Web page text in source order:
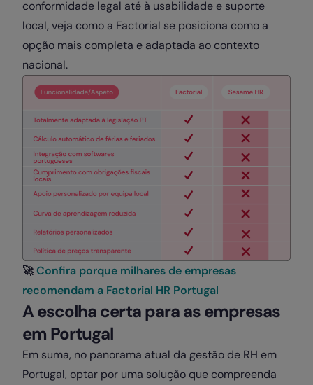
conformidade legal até à usabilidade e suporte
local, veja como a Factorial se posiciona como a
opção mais completa e adaptada ao contexto
nacional.
🚀Confira porque milhares de empresas
recomendam a Factorial HR Portugal
A escolha certa para as empresas
em Portugal
Em suma, no panorama atual da gestão de RH em
Portugal, optar por uma solução que compreenda